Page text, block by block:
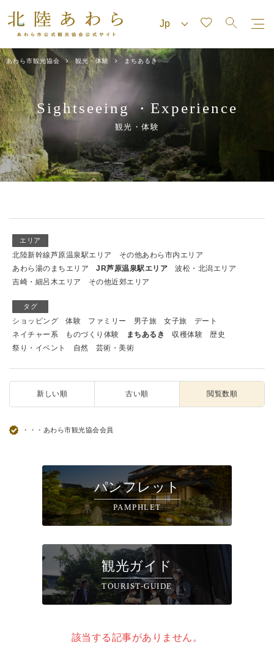
あわら市観光協会 観光・体験 まちあるき
Sightseeing・ Experience
観光・体験
エリア
北陸新幹線芦原温泉駅エリア
その他あわら市内エリア
あわら湯のまちエリア
JR芦原温泉駅エリア
波松・北潟エリア
吉崎・細呂木エリア
その他近郊エリア
タグ
ショッピング 体験 ファミリー 男子旅 女子旅
デート
ネイチャー系
ものづくり体験 まちあるき 収穫体験
歴史
祭り・イベント
自然 芸術・美術
新しい順 古い順 閲覧数順
・・・あわら市観光協会会員
パンフレット
PAMPHLET
観光ガイド
TOURIST-GUIDE
該当する記事がありません。